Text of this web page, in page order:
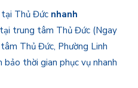
tại Thủ Đức nhanh
trung tâm Thủ Đức (Ngay
Thủ Đức, Phường Linh
thời gian phục vụ nhanh